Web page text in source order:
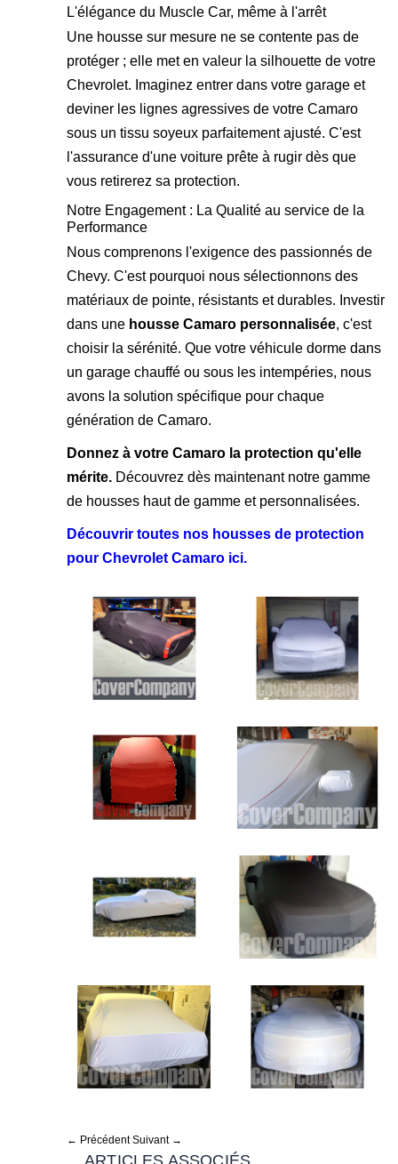
L'élégance du Muscle Car, même à l'arrêt
Une housse sur mesure ne se contente pas de
protéger ; elle met en valeur la silhouette de votre
Chevrolet. Imaginez entrer dans votre garage et
deviner les lignes agressives de votre Camaro
sous un tissu soyeux parfaitement ajusté. C'est
l'assurance d'une voiture prête à rugir dès que
vous retirerez sa protection.
Notre Engagement : La Qualité au service de la
Performance
Nous comprenons l'exigence des passionnés de
Chevy. C'est pourquoi nous sélectionnons des
matériaux de pointe, résistants et durables. Investir
dans une housse Camaro personnalisée, c'est
choisir la sérénité. Que votre véhicule dorme dans
un garage chauffé ou sous les intempéries, nous
avons la solution spécifique pour chaque
génération de Camaro.
Donnez à votre Camaro la protection qu'elle
mérite. Découvrez dès maintenant notre gamme
de housses haut de gamme et personnalisées.
Découvrir toutes nos housses de protection
pour Chevrolet Camaro ici.
← Précédent Suivant →
ARTICLES ASSOCIÉS